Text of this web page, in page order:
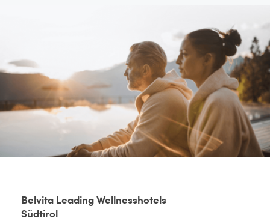
Belvita Leading Wellnesshotels
Südtirol